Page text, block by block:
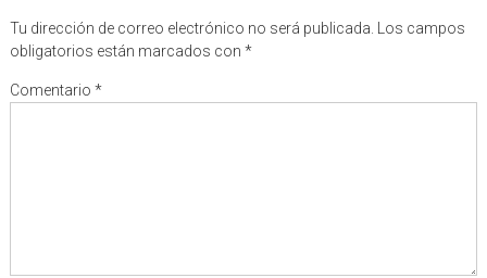
Tu dirección de correo electrónico no será publicada.
Los campos
obligatorios están marcados con *
Comentario *